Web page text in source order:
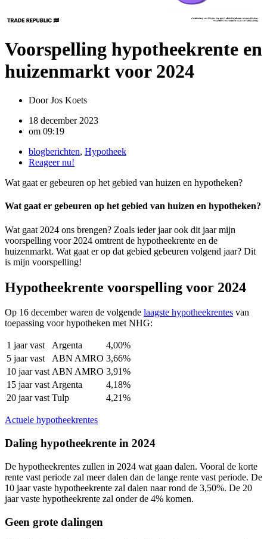
Voorspelling hypotheekrente en
huizenmarkt voor 2024
DoorJos Koets
18 december 2023
om 09:19
blogberichten, Hypotheek
Reageer nu!
Wat gaat er gebeuren op het gebied van huizen en hypotheken?
Wat gaat er gebeuren op het gebied van huizen en hypotheken?
Wat gaat 2024 ons brengen? Zoals ieder jaar ook dit jaar mijn
voorspelling voor 2024 omtrent de hypotheekrente en de
huizenmarkt. Wat gaat er op dat gebied gebeuren volgend jaar? Dit
is mijn voorspelling!
Hypotheekrente voorspelling voor 2024
Op 16 december waren de volgende laagste hypotheekrentes van
toepassing voor hypotheken met NHG:
1 jaar vast Argenta
4,00%
5 jaar vast
ABN AMRO 3,66%
10 jaar vast ABN AMRO 3,91%
15 jaar vast Argenta
4,18%
20 jaar vast Tulp 4,21%
Actuele hypotheekrentes
Daling hypotheekrente in 2024
De hypotheekrentes zullen in 2024 wat gaan dalen. Vooral de korte
rente vast periode zal meer dalen dan de lange rente vast periode. De
10 jaar vaste hypotheekrente zal dalen naar rond de 3,50%. De 20
jaar vaste hypotheekrente zal onder de 4% komen.
Geen grote dalingen